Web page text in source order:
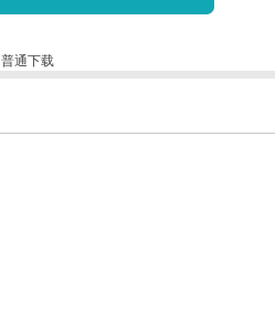
普通下载